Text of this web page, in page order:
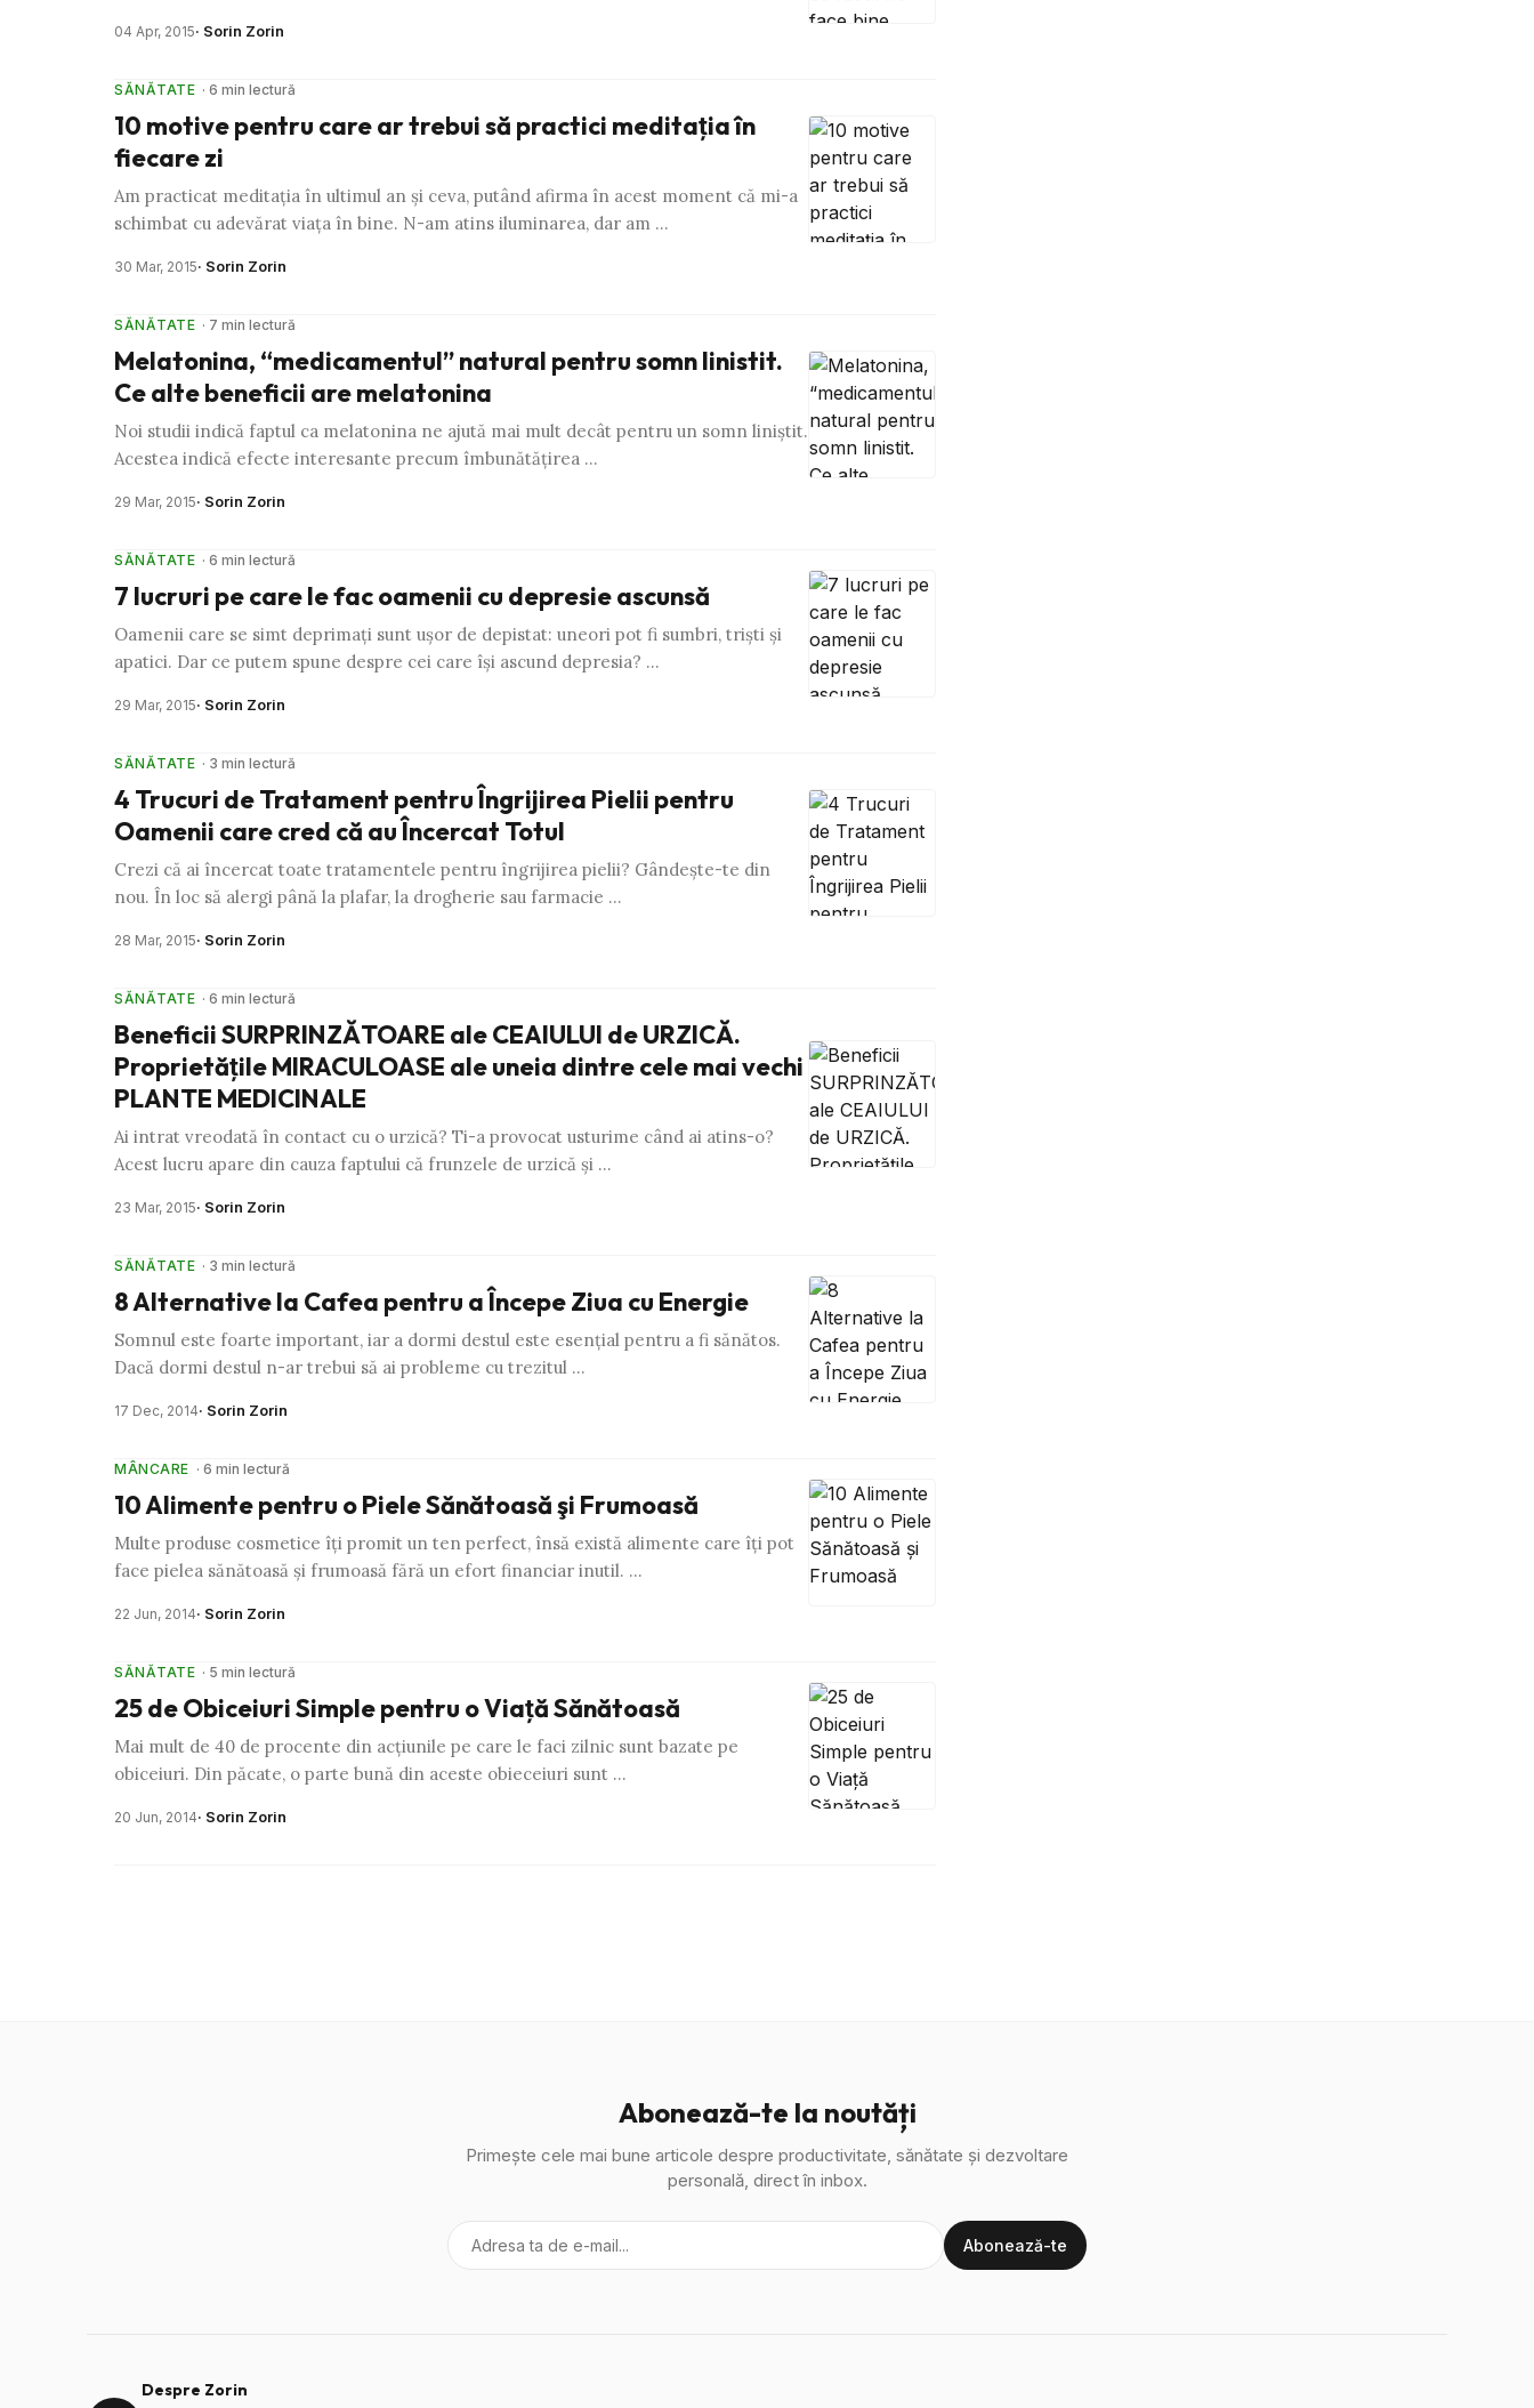
04 Apr, 2015· Sorin Zorin
SĂNĂTATE · 6 min lectură
10 motive pentru care ar trebui să practici meditaţia în
fiecare zi
Am practicat meditaţia în ultimul an şi ceva, putând afirma în acest moment că mi-a
schimbat cu adevărat viaţa în bine. N-am atins iluminarea, dar am …
30 Mar, 2015· Sorin Zorin
SĂNĂTATE · 7 min lectură
Melatonina, “medicamentul” natural pentru somn linistit.
Ce alte beneficii are melatonina
Noi studii indică faptul ca melatonina ne ajută mai mult decât pentru un somn liniştit.
Acestea indică efecte interesante precum îmbunătăţirea …
29 Mar, 2015· Sorin Zorin
SĂNĂTATE · 6 min lectură
7 lucruri pe care le fac oamenii cu depresie ascunsă
Oamenii care se simt deprimaţi sunt uşor de depistat: uneori pot fi sumbri, trişti şi
apatici. Dar ce putem spune despre cei care îşi ascund depresia? …
29 Mar, 2015· Sorin Zorin
SĂNĂTATE · 3 min lectură
4 Trucuri de Tratament pentru Îngrijirea Pielii pentru
Oamenii care cred că au Încercat Totul
Crezi că ai încercat toate tratamentele pentru îngrijirea pielii? Gândeşte-te din
nou. În loc să alergi până la plafar, la drogherie sau farmacie …
28 Mar, 2015· Sorin Zorin
SĂNĂTATE · 6 min lectură
Beneficii SURPRINZĂTOARE ale CEAIULUI de URZICĂ.
Proprietăţile MIRACULOASE ale uneia dintre cele mai vechi
PLANTE MEDICINALE
Ai intrat vreodată în contact cu o urzică? Ti-a provocat usturime când ai atins-o?
Acest lucru apare din cauza faptului că frunzele de urzică şi …
23 Mar, 2015· Sorin Zorin
SĂNĂTATE · 3 min lectură
8 Alternative la Cafea pentru a Începe Ziua cu Energie
Somnul este foarte important, iar a dormi destul este esenţial pentru a fi sănătos.
Dacă dormi destul n-ar trebui să ai probleme cu trezitul …
17 Dec, 2014· Sorin Zorin
MÂNCARE · 6 min lectură
10 Alimente pentru o Piele Sănătoasă şi Frumoasă
Multe produse cosmetice îţi promit un ten perfect, însă există alimente care îţi pot
face pielea sănătoasă şi frumoasă fără un efort financiar inutil. …
22 Jun, 2014· Sorin Zorin
SĂNĂTATE · 5 min lectură
25 de Obiceiuri Simple pentru o Viaţă Sănătoasă
Mai mult de 40 de procente din acţiunile pe care le faci zilnic sunt bazate pe
obiceiuri. Din păcate, o parte bună din aceste obieceiuri sunt …
20 Jun, 2014· Sorin Zorin
Abonează-te la noutăți
Primește cele mai bune articole despre productivitate, sănătate și dezvoltare
personală, direct în inbox.
Abonează-te
Despre Zorin